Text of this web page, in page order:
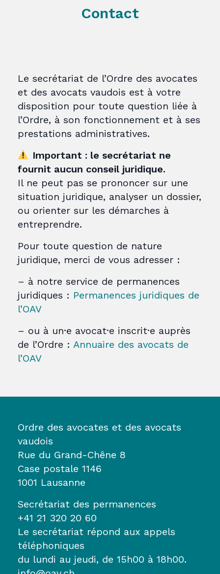
Contact
Le secrétariat de l’Ordre des avocates
et des avocats vaudois est à votre
disposition pour toute question liée à
l’Ordre, à son fonctionnement et à ses
prestations administratives.
Important : le secrétariat ne
fournit aucun conseil juridique.
Il ne peut pas se prononcer sur une
situation juridique, analyser un dossier,
ou orienter sur les démarches à
entreprendre.
Pour toute question de nature
juridique, merci de vous adresser :
– à notre service de permanences
juridiques : Permanences juridiques de
l’OAV
– ou à un·e avocat·e inscrit·e auprès
de l’Ordre : Annuaire des avocats de
l’OAV
Ordre des avocates et des avocats
vaudois
Rue du Grand-Chêne 8
Case postale 1146
1001 Lausanne
Secrétariat des permanences
+41 21 320 20 60
Le secrétariat répond aux appels
téléphoniques
du lundi au jeudi, de 15h00 à 18h00.